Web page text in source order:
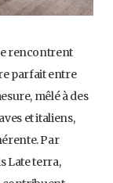
rencontrent
parfait entre
mêlé à des
et italiens,
Par
Late terra,